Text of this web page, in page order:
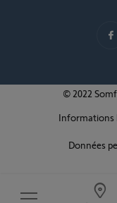
© 2022
Informations
Données